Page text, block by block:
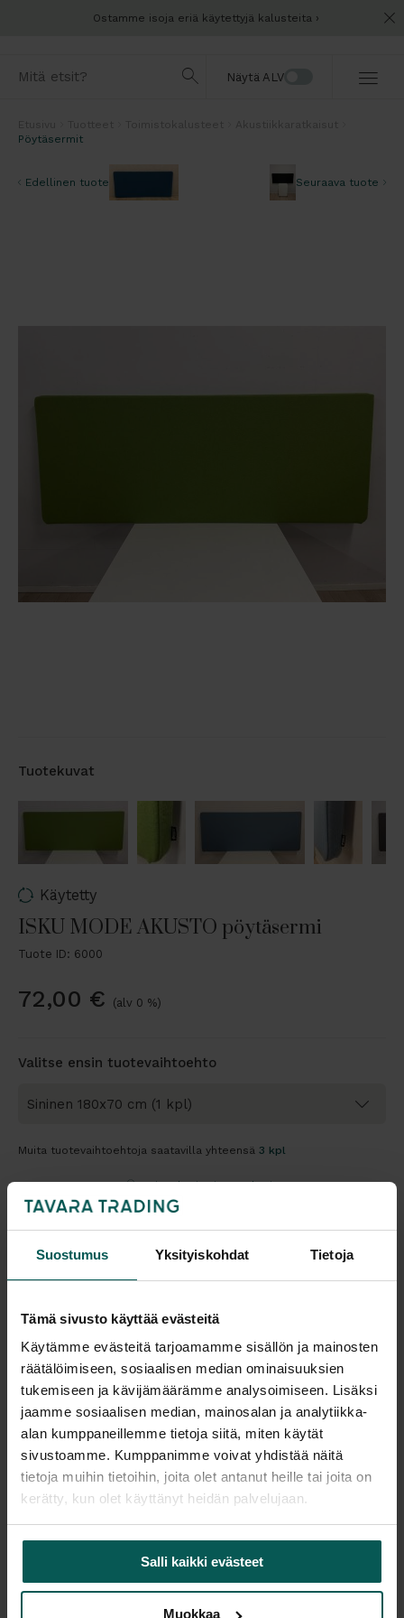
Suostumus Yksityiskohdat Tietoja
Tämä sivusto käyttää evästeitä
Käytämme evästeitä tarjoamamme sisällön ja mainosten
räätälöimiseen, sosiaalisen median ominaisuuksien
tukemiseen ja kävijämäärämme analysoimiseen. Lisäksi
jaamme sosiaalisen median, mainosalan ja analytiikka-
alan kumppaneillemme tietoja siitä, miten käytät
sivustoamme. Kumppanimme voivat yhdistää näitä
tietoja muihin tietoihin, joita olet antanut heille tai joita on
kerätty, kun olet käyttänyt heidän palvelujaan.
Salli kaikki evästeet
Muokkaa
Ostamme isoja eriä käytettyjä kalusteita
Näytä ALV
Pöytäsermit
Edellinen tuote Seuraava tuote
Tuotekuvat
Käytetty
ISKU MODE AKUSTO pöytäsermi
Tuote ID: 6000
72,00 € (alv 0 %)
Valitse ensin tuotevaihtoehto
Muita tuotevaihtoehtoja saatavilla yhteensä 3 kpl
Tarjouskori vai ostoskori?
Saatavuus
Vantaa: Tuotetta on varastossa 1 kpl (Varastopaikka: 6B)
Tampere: Tuotetta on varastossa 0 kpl (voit tilata myymälään,
veloitamme mahdollisesti siirtomaksun)
Tulosta tuotekortti
Tuotekuvaus